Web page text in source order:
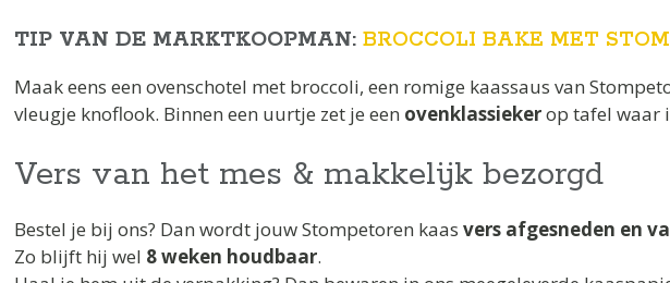
TIP VAN DE MARKTKOOPMAN: BROCCOLI BAKE MET
Maak eens een ovenschotel met broccoli, een romige kaassaus van
vleugje knoflook. Binnen een uurtje zet je een ovenklassiekerop tafel waar
Vers van het mes & makkelijk bezorgd
Bestel je bij ons? Dan wordt jouw Stompetoren kaas vers afgesneden en
Zo blijft hij wel 8 weken houdbaar.